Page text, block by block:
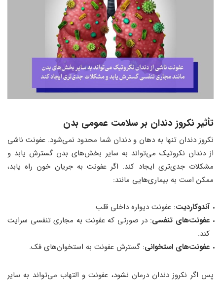
تأثیر نکروز دندان بر سلامت عمومی بدن
نکروز دندان تنها به دهان و دندان شما محدود نمی‌شود. عفونت ناشی
از دندان نکروتیک می‌تواند به سایر بخش‌های بدن گسترش یابد و
مشکلات جدی‌تری ایجاد کند. اگر عفونت به جریان خون راه یابد،
ممکن است به بیماری‌هایی مانند:
آندوکاردیت: عفونت دیواره داخلی قلب
عفونت‌های تنفسی: در صورتی که عفونت به مجاری تنفسی سرایت
کند.
عفونت‌های استخوانی: گسترش عفونت به استخوان‌های فک.
پس اگر نکروز دندان درمان نشود، عفونت و التهاب می‌تواند به سایر